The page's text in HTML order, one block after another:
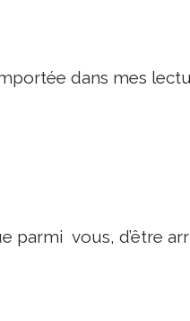
dans mes
parmi vous, d’être